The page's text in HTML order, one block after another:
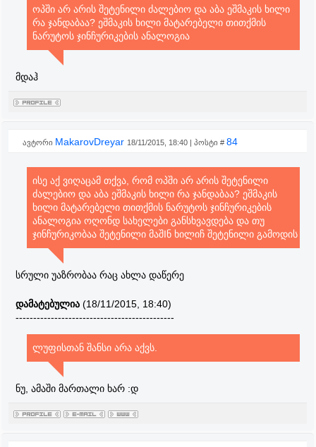
ოპში არ არის შეტენილი ძალებიო და აბა ეშმაკის ხილი
რა ჯანდაბაა? ეშმაკის ხილი მატარებელი თითქმის
ნარუტოს ჯინჩურიკების ანალოგია
მდაჰ
ავტორი MakarovDreyar 18/11/2015, 18:40 | პოსტი # 84
ისე აქ ვიღაცამ თქვა, რომ ოპში არ არის შეტენილი
ძალებიო და აბა ეშმაკის ხილი რა ჯანდაბაა? ეშმაკის
ხილი მატარებელი თითქმის ნარუტოს ჯინჩურიკების
ანალოგია ოღონდ სახელები განსხვავდება და თუ
ჯინჩურიკობაა შეტენილი მაშIნ ხილიჩ შეტენილი გამოდის
სრული უაზრობაა რაც ახლა დაწერე
დამატებულია (18/11/2015, 18:40)
---------------------------------------------
ლუფისთან შანსი არა აქვს.
ნუ, ამაში მართალი ხარ :დ